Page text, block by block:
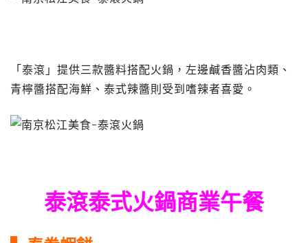
「泰滾」提供三款醬料搭配火鍋，左邊鹹香醬沾肉類、
青檸醬搭配海鮮、泰式辣醬則受到嗜辣者喜愛。
泰滾泰式火鍋商業午餐